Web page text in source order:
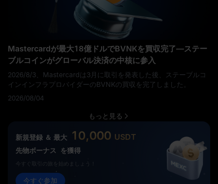
Mastercardが最大18億ドルでBVNKを買収完了—ステー
ブルコインがグローバル決済の中核に参入
2026/8/3、Mastercardは3月に取引を発表した後、ステーブルコ
インインフラプロバイダーのBVNKの買収を完了しました。
2026/08/04
もっと見る
新規登録 ＆ 最大 10,000 USDT
先物ボーナス を獲得
今すぐ取引の旅を始めましょう！
今すぐ参加